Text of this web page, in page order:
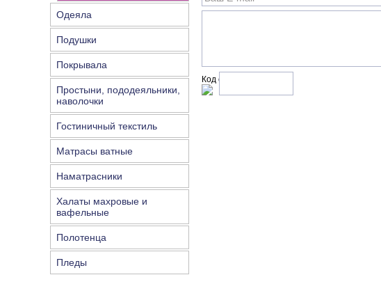
Одеяла
Подушки
Покрывала
Простыни, пододеяльники,
наволочки
Гостиничный текстиль
Матрасы ватные
Наматрасники
Халаты махровые и
вафельные
Полотенца
Пледы
Код с рисунка: